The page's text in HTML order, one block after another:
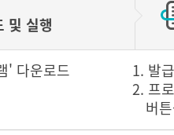
및 실행
' 다운로드
1. 발
2. 프
버